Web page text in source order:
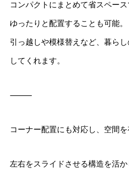
コンパクトにまとめて省スペー
ゆったりと配置することも可能。
引っ越しや模様替えなど、暮ら
してくれます。
⸻
コーナー配置にも対応し、空間を
左右をスライドさせる構造を活